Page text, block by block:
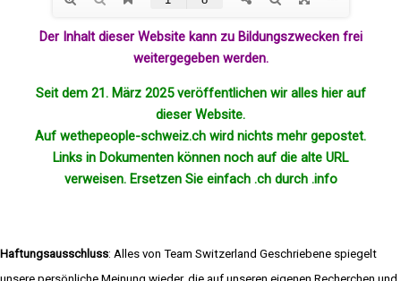
Der Inhalt dieser Website kann zu Bildungszwecken frei
weitergegeben werden.
Seit dem 21. März 2025 veröffentlichen wir alles hier auf
dieser Website.
Auf wethepeople-schweiz.ch wird nichts mehrgepostet.
Links in Dokumenten können noch auf die alte URL
verweisen. Ersetzen Sie einfach .ch durch .info
Haftungsausschluss: Alles von Team Switzerland Geschriebene spiegelt